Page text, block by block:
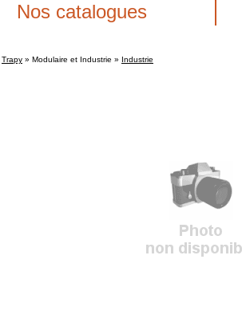
Nos catalogues
Trapy » Modulaire et Industrie » Industrie